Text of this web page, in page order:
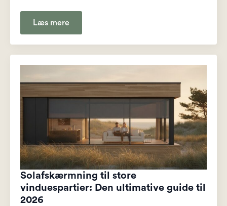
Læs mere
Solafskærmning til store
vinduespartier: Den ultimative guide til
2026